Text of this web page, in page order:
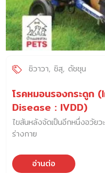
ชิวาวา ชิสุ ดัชชุน
โรคหมอนรองกระดู
Disease : IVDD)
ไขสันหลังจัดเป็นอีกหนึ่งอวัยว
ร่างกาย
อ่านต่อ